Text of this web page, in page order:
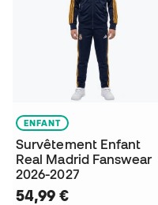
ENFANT
Survêtement Enfant
Real Madrid Fanswear
2026-2027
54,99 €